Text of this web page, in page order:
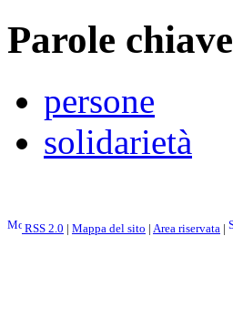
Parole chiave
persone
solidarietà
RSS 2.0 | Mappa del sito | Area riservata |